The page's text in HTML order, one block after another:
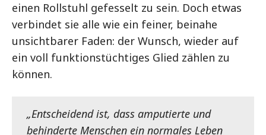
einen Rollstuhl gefesselt zu sein. Doch etwas
verbindet sie alle wie ein feiner, beinahe
unsichtbarer Faden: der Wunsch, wieder auf
ein voll funktionstüchtiges Glied zählen zu
können.
„Entscheidend ist, dass amputierte und
behinderte Menschen ein normales Leben